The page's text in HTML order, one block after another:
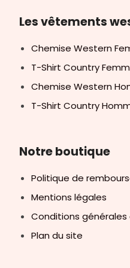
Les vêtements
Chemise Western
T-Shirt Country
Chemise Western
T-Shirt Country
Notre boutique
Politique de
Mentions légales
Conditions
Plan du site